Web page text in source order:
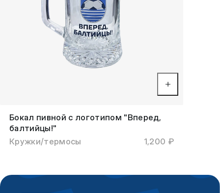
Бокал пивной с логотипом "Вперед,
балтийцы!"
Кружки/термосы
1,200 ₽